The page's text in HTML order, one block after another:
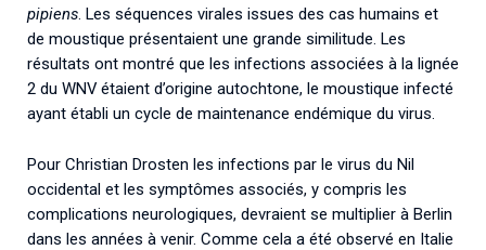
pipiens. Les séquences virales issues des cas humains et
de moustique présentaient une grande similitude. Les
résultats ont montré que les infections associées à la lignée
2 du WNV étaient d’origine autochtone, le moustique infecté
ayant établi un cycle de maintenance endémique du virus.
Pour Christian Drosten les infections par le virus du Nil
occidental et les symptômes associés, y compris les
complications neurologiques, devraient se multiplier à Berlin
dans les années à venir. Comme cela a été observé en Italie